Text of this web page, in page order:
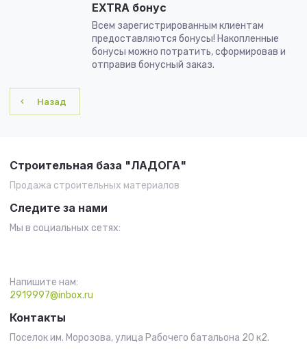
EXTRA бонус
Всем зарегистрированным клиентам
предоставляются бонусы! Накопленные
бонусы можно потратить, сформировав и
отправив бонусный заказ.
Назад
Строительная база "ЛАДОГА"
Продажа строительных материалов
Следите за нами
Мы в социальных сетях:
Напишите нам:
2919997@inbox.ru
Контакты
Поселок им. Морозова, улица Рабочего батальона 20 к2.